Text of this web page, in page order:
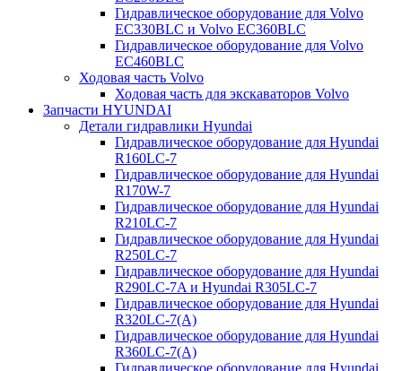
Гидравлическое оборудование для Volvo
EC330BLC и Volvo EC360BLC
Гидравлическое оборудование для Volvo
EC460BLC
Ходовая часть Volvo
Ходовая часть для экскаваторов Volvo
Запчасти HYUNDAI
Детали гидравлики Hyundai
Гидравлическое оборудование для Hyundai
R160LC-7
Гидравлическое оборудование для Hyundai
R170W-7
Гидравлическое оборудование для Hyundai
R210LC-7
Гидравлическое оборудование для Hyundai
R250LC-7
Гидравлическое оборудование для Hyundai
R290LC-7A и Hyundai R305LC-7
Гидравлическое оборудование для Hyundai
R320LC-7(A)
Гидравлическое оборудование для Hyundai
R360LC-7(A)
Гидравлическое оборудование для Hyundai